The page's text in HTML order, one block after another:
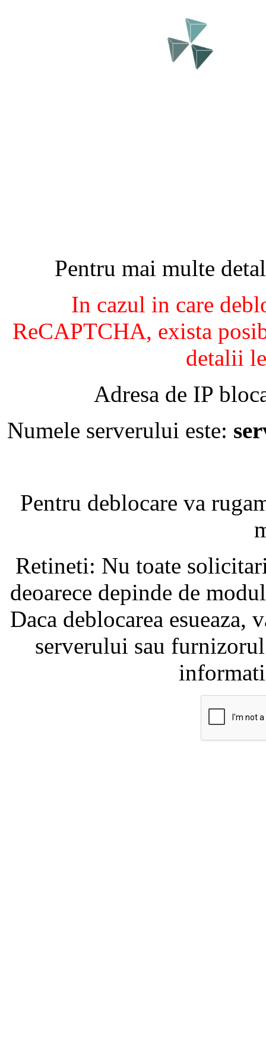
Pentru mai multe
In cazul in care
ReCAPTCHA, exista
detalii
Adresa de IP
Numele serverului este:
Pentru deblocare va
Retineti: Nu toate
deoarece depinde de
Daca deblocarea
serverului sau